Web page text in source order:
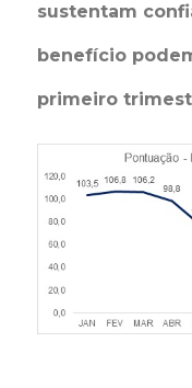
sustentam
benefício
primeiro